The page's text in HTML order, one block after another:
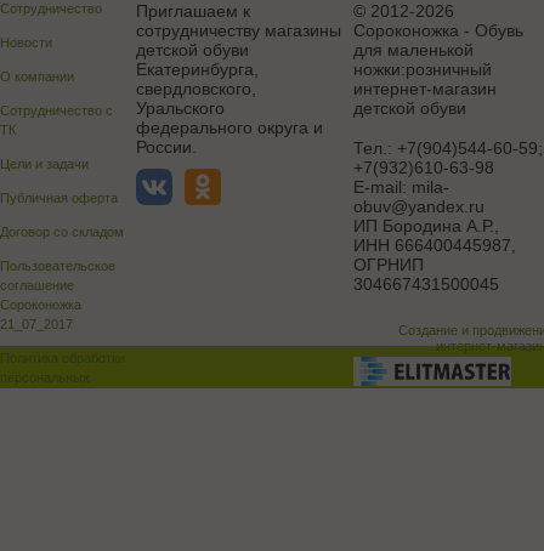
Сотрудничество
Новости
О компании
Сотрудничество с
ТК
Цели и задачи
Публичная оферта
Договор со складом
Пользовательское
соглашение
Сороконожка
21_07_2017
Приглашаем к
сотрудничеству магазины
детской обуви
Екатеринбурга,
свердловского,
Уральского
федерального округа и
России.
© 2012-2026
Сороконожка - Обувь
для маленькой
ножки:розничный
интернет-магазин
детской обуви
Тел.: +7(904)544-60-59;
+7(932)610-63-98
E-mail: mila-
obuv@yandex.ru
ИП Бородина А.Р.
ИНН 666400445987,
ОГРНИП
304667431500045
Создание и
интернет-